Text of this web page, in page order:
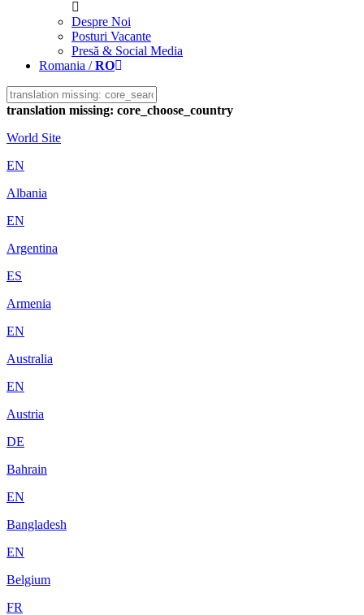
Despre Noi
Posturi Vacante
Presă & Social Media
Romania /RO
translation missing: core_choose_country
World Site
EN
Albania
EN
Argentina
ES
Armenia
EN
Australia
EN
Austria
DE
Bahrain
EN
Bangladesh
EN
Belgium
FR